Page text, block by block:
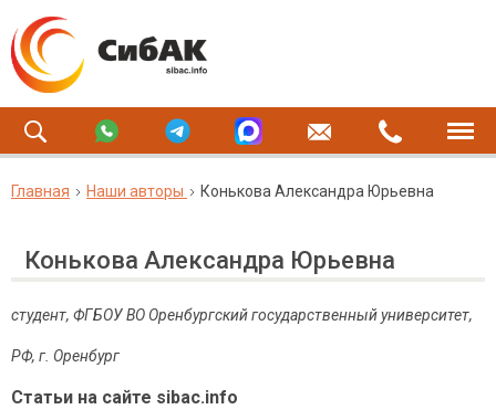
Главная Наши авторы Конькова Александра Юрьевна
Конькова Александра Юрьевна
студент, ФГБОУ ВО Оренбургский государственный университет,
РФ, г Оренбург
Статьи на сайте sibac.info